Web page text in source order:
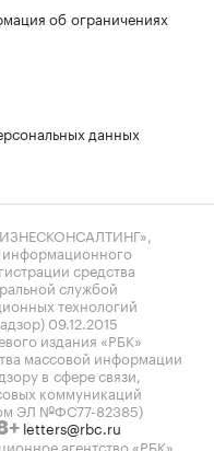
об ограничениях
данных
средства
службой
технологий
09.12.2015
издания «РБК»
массовой информации
в сфере связи,
коммуникаций
ЭЛ №ФС77-82385)
letters@rbc.ru
агентство «РБК».